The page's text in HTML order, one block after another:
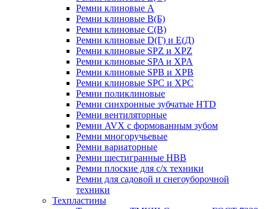
Ремни клиновые А
Ремни клиновые В(Б)
Ремни клиновые С(В)
Ремни клиновые D(Г) и Е(Д)
Ремни клиновые SPZ и XPZ
Ремни клиновые SPA и XPA
Ремни клиновые SPB и XPB
Ремни клиновые SPC и XPC
Ремни поликлиновые
Ремни синхронные зубчатые HTD
Ремни вентиляторные
Ремни AVX с формованным зубом
Ремни многоручьевые
Ремни вариаторные
Ремни шестигранные HBB
Ремни плоские для с/х техники
Ремни для садовой и снегоуборочной
техники
Техпластины